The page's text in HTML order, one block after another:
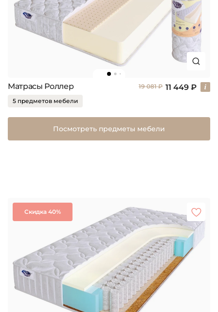
Матрасы Роллер 19 081 ₽ 11 449 ₽
5 предметов мебели
Посмотреть предметы мебели
Скидка 40%